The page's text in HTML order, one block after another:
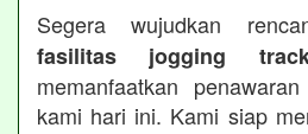
Segera wujudkan
fasilitas jogging
memanfaatkan
kami hari ini. Kami siap